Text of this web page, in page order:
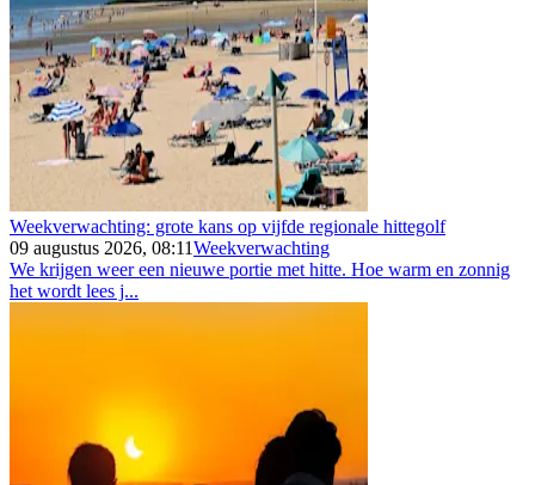
Weekverwachting: grote kans op vijfde regionale hittegolf
09 augustus 2026, 08:11Weekverwachting
We krijgen weer een nieuwe portie met hitte. Hoe warm en zonnig
het wordt lees j...